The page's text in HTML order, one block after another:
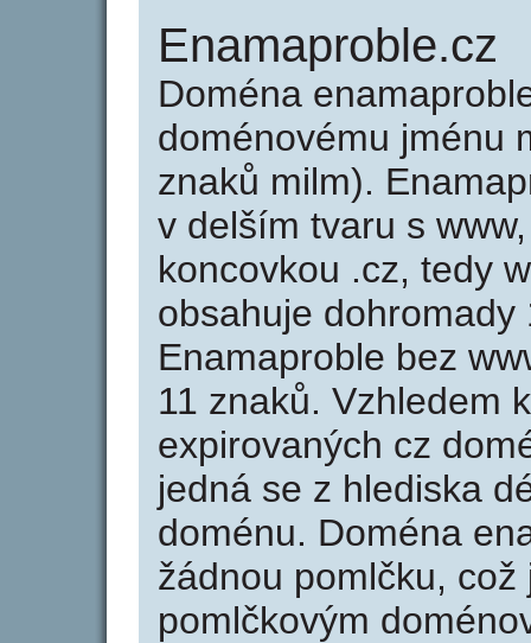
Enamaproble.cz
Doména
doménovému jménu
znaků milm).
v delším tvaru s
koncovkou .cz, tedy
obsahuje
Enamaproble bez
11 znaků. Vzhledem
expirovaných cz
jedná se z hlediska
doménu. Doména
žádnou pomlčku,
pomlčkovým